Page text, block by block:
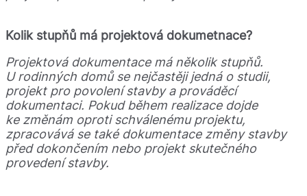
Kolik stupňů má projektová dokumetnace?
Projektová dokumentace má několik stupňů.
U rodinných domů se nejčastěji jedná o studii,
projekt pro povolení stavby a prováděcí
dokumentaci. Pokud během realizace dojde
ke změnám oproti schválenému projektu,
zpracovává se také dokumentace změny stavby
před dokončením nebo projekt skutečného
provedení stavby.